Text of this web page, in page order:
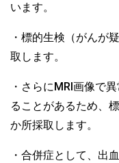
います。
・標的生検（がんが
取します。
・さらにMRI画像で
ることがあるため、
か所採取します。
・合併症として、出